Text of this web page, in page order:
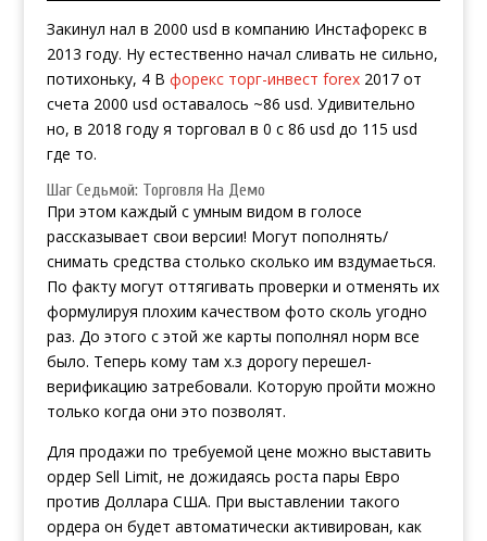
Закинул нал в 2000 usd в компанию Инстафорекс в
2013 году. Ну естественно начал сливать не сильно,
потихоньку, 4 В форекс торг-инвест forex2017 от
счета 2000 usd оставалось ~86 usd. Удивительно
но, в 2018 году я торговал в 0 c 86 usd до 115 usd
где то.
Шаг Седьмой: Торговля На Демо
При этом каждый с умным видом в голосе
рассказывает свои версии! Могут пополнять/
снимать средства столько сколько им вздумаеться.
По факту могут оттягивать проверки и отменять их
формулируя плохим качеством фото сколь угодно
раз. До этого с этой же карты пополнял норм все
было. Теперь кому там х.з дорогу перешел-
верификацию затребовали. Которую пройти можно
только когда они это позволят.
Для продажи по требуемой цене можно выставить
ордер Sell Limit, не дожидаясь роста пары Евро
против Доллара США. При выставлении такого
ордера он будет автоматически активирован, как